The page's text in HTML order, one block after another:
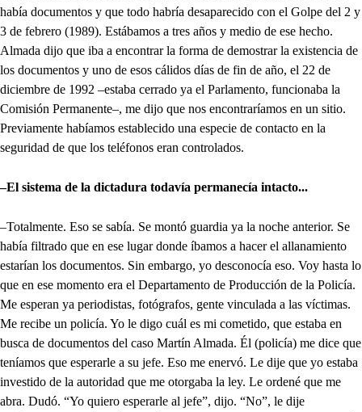
había documentos y que todo habría desaparecido con el Golpe del 2 y
3 de febrero (1989). Estábamos a tres años y medio de ese hecho.
Almada dijo que iba a encontrar la forma de demostrar la existencia de
los documentos y uno de esos cálidos días de fin de año, el 22 de
diciembre de 1992 –estaba cerrado ya el Parlamento, funcionaba la
Comisión Permanente–, me dijo que nos encontraríamos en un sitio.
Previamente habíamos establecido una especie de contacto en la
seguridad de que los teléfonos eran controlados.
–El sistema de la dictadura todavía permanecía intacto...
–Totalmente. Eso se sabía. Se montó guardia ya la noche anterior. Se
había filtrado que en ese lugar donde íbamos a hacer el allanamiento
estarían los documentos. Sin embargo, yo desconocía eso. Voy hasta lo
que en ese momento era el Departamento de Producción de la Policía.
Me esperan ya periodistas, fotógrafos, gente vinculada a las víctimas.
Me recibe un policía. Yo le digo cuál es mi cometido, que estaba en
busca de documentos del caso Martín Almada. Él (policía) me dice que
teníamos que esperarle a su jefe. Eso me enervó. Le dije que yo estaba
investido de la autoridad que me otorgaba la ley. Le ordené que me
abra. Dudó. “Yo quiero esperarle al jefe”, dijo. “No”, le dije